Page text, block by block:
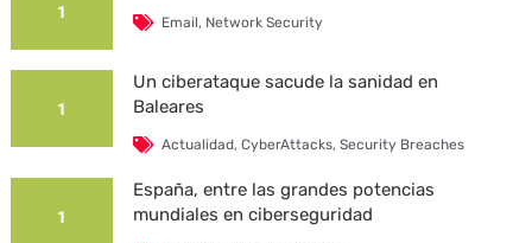
1
Email, Network Security
1
Un ciberataque sacude la sanidad en
Baleares
Actualidad,CyberAttacks,Security Breaches
1
España, entre las grandes potencias
mundiales en ciberseguridad